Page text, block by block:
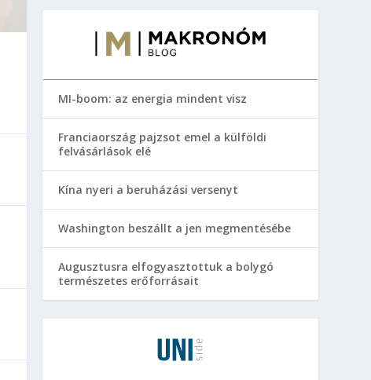
MI-boom: az energia mindent visz
Franciaország pajzsot emel a külföldi
felvásárlások elé
Kína nyeri a beruházási versenyt
Washington beszállt a jen megmentésébe
Augusztusra elfogyasztottuk a bolygó
természetes erőforrásait